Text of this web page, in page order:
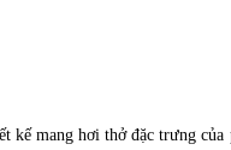
kế mang hơi thở đặc trưng của